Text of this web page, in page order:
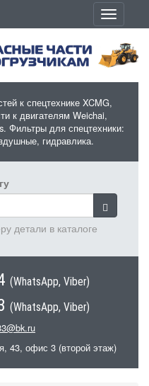
Toggle
к спецтехнике XCMG,
к двигателям Weichai,
Фильтры для спецтехники:
гидравлика.
детали в каталоге
(WhatsApp, Viber)
(WhatsApp, Viber)
43, офис 3 (второй этаж)